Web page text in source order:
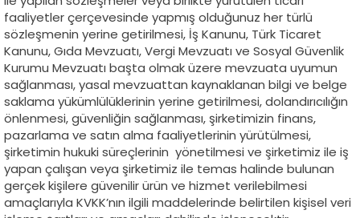
faaliyetler çerçevesinde yapmış olduğunuz her türlü
sözleşmenin yerine getirilmesi, İş Kanunu, Türk Ticaret
Kanunu, Gıda Mevzuatı, Vergi Mevzuatı ve Sosyal Güvenlik
Kurumu Mevzuatı başta olmak üzere mevzuata uyumun
sağlanması, yasal mevzuattan kaynaklanan bilgi ve belge
saklama yükümlülüklerinin yerine getirilmesi, dolandırıcılığın
önlenmesi, güvenliğin sağlanması, şirketimizin finans,
pazarlama ve satın alma faaliyetlerinin yürütülmesi,
şirketimin hukuki süreçlerinin yönetilmesi ve şirketimiz ile iş
yapan çalışan veya şirketimiz ile temas halinde bulunan
gerçek kişilere güvenilir ürün ve hizmet verilebilmesi
amaçlarıyla KVKK’nın ilgili maddelerinde belirtilen kişisel veri